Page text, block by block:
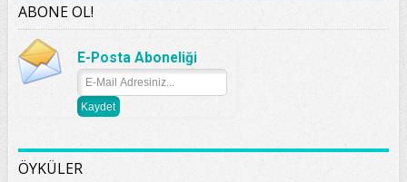
ABONE OL!
E-Posta Aboneliği
ÖYKÜLER